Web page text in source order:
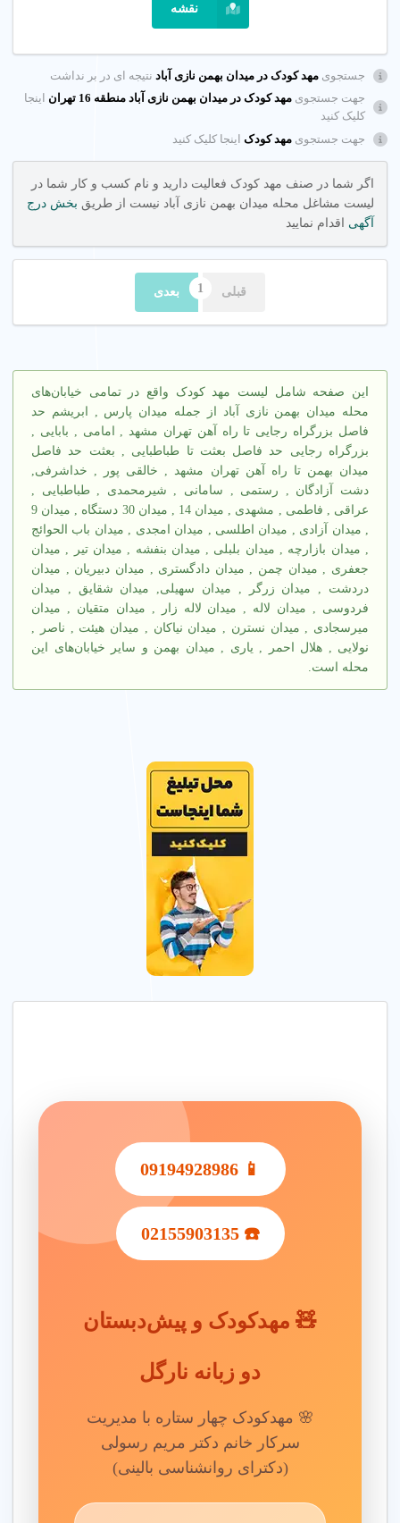
معتبر با امکانات مدرن استفاده کنید.
چگونه انتخاب کنیم؟
مهد کودک های دارای مجوز رسمی و مربی های با تجربه در آموزش
کودکان را انتخاب کنید.
نکات کلیدی
نظرات والدین
: نظرات مثبت نشان دهنده کیفیت خدمات مهد
کودک است.
تخصص مربی ها
: مهد کودک با دوربین مدار بسته و محیط
شهریه مهد کودک در میدان بهمن نازی آباد تهران به امکانات (مثل
آموزش دو زبانه یا دوربین مدار بسته) و ساعت کاری بستگی دارد.
برای تخمین دقیق، مشاوره رایگان بگیرید.
عوامل مؤثر بر شهریه
نوع برنامه (تمام وقت یا پاره وقت)، آموزش‌های ویژه (مثل زبان
انگلیسی)، و امکانات (مثل فضای بازی) بر شهریه تأثیر می گذارد.
راه های کاهش هزینه
مقایسه شهریه: شهریه مهد کودک های مختلف در میدان
بهمن نازی آباد تهران را مقایسه کنید.
مشاوره رایگان: از مشاوره برای تخمین هزینه استفاده کنید.
برنامه پاره وقت: انتخاب برنامه پاره وقت هزینه‌ها را کاهش
می‌دهد.
فکری و عاطفی کودک شما را تضمین می کند.
مهد کودک های حرفه ای در میدان بهمن نازی آباد تهران خدمات
آموزشی با کیفیت و امکانات مدرن با گارانتی رضایت ارائه می کنند.
: تضمین ایمنی کودک با دوربین مدار بسته و
برای ثبت نام در مهد کودک در میدان بهمن نازی آباد تهران، نیازهای
کودک (مثل آموزش دو زبانه یا برنامه پاره وقت) را مشخص کنید و با
مهد معتبر تماس بگیرید.
مشاوران حرفه ای شما را در انتخاب برنامه آموزشی و امکانات مهد
را مشخص کنید.
: از وجود دوربین مدار بسته و فضای بازی
گارانتی رضایت: مهد کودک با گارانتی رضایت والدین انتخاب
نقشه
جستجوی مهد کودک در میدان بهمن نازی آبادنتیجه ای در بر نداشت
جهت جستجوی مهد کودک در میدان بهمن نازی آباد منطقه 16 تهران
اینجا
کلیک کنید
جهت جستجوی مهد کودکاینجا کلیک کنید
اگر شما در صنف مهد کودک فعالیت دارید و نام کسب و کار شما در
لیست مشاغل محله میدان بهمن نازی آباد نیست از طریق بخش درج
آگهی
اقدام نمایید
قبلی بعدی
این صفحه شامل لیست مهد کودک واقع در تمامی خیابان‌های
محله میدان بهمن نازی آباد از جمله میدان پارس , ابریشم حد
فاصل بزرگراه رجایی تا راه آهن تهران مشهد , امامی , بابایی ,
بزرگراه رجایی حد فاصل بعثت تا طباطبایی , بعثت حد فاصل
میدان بهمن تا راه آهن تهران مشهد , خالقی پور , خداشرفی,
دشت آزادگان , رستمی , سامانی , شیرمحمدی , طباطبایی ,
عراقی , فاطمی , مشهدی , میدان 14 , میدان 30 دستگاه , میدان 9
, میدان آزادی , میدان اطلسی , میدان امجدی , میدان باب الحوائج
, میدان بازارچه , میدان بلبلی , میدان بنفشه , میدان تیر , میدان
جعفری , میدان چمن , میدان دادگستری , میدان دبیریان , میدان
دردشت , میدان زرگر , میدان سهیلی, میدان شقایق , میدان
فردوسی , میدان لاله , میدان لاله زار , میدان متقیان , میدان
میرسجادی , میدان نسترن , میدان نیاکان , میدان هیئت , ناصر ,
نولایی , هلال احمر , یاری , میدان بهمن و سایر خیابان‌های این
محله است.
📱 09194928986
☎️ 02155903135
🧸 مهدکودک و پیش‌دبستان
دو زبانه نارگل
🌸 مهدکودک چهار ستاره با مدیریت
سرکار خانم دکتر مریم رسولی
(دکترای روانشناسی بالینی)